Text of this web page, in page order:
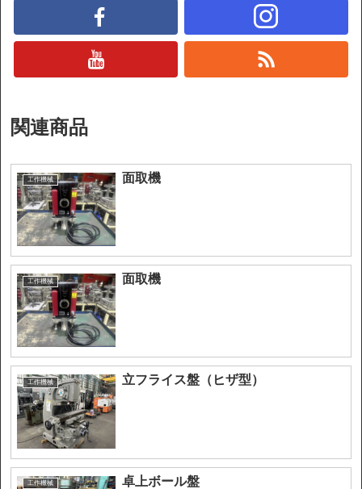
関連商品
工作機械 面取機
工作機械 面取機
工作機械 立フライス盤（ヒザ型）
工作機械 卓上ボール盤